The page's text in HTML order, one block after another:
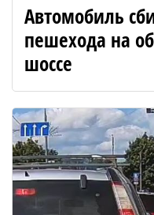
Автомобиль
пешехода на
шоссе